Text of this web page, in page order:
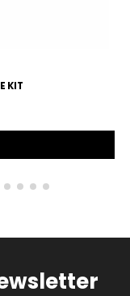
KIT